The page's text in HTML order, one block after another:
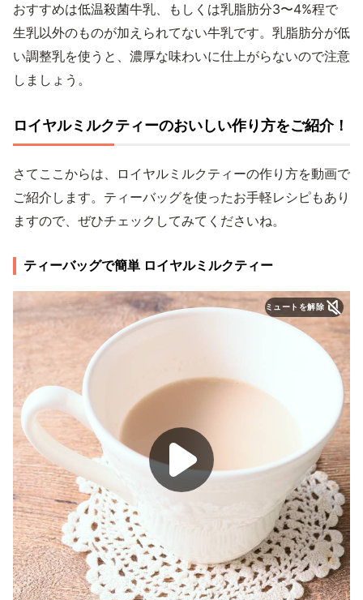
おすすめは低温殺菌牛乳、もしくは乳脂肪分3〜4%程で
生乳以外のものが加えられてない牛乳です。乳脂肪分が低
い調整乳を使うと、濃厚な味わいに仕上がらないので注意
しましょう。
ロイヤルミルクティーのおいしい作り方をご紹介！
さてここからは、ロイヤルミルクティーの作り方を動画で
ご紹介します。ティーバッグを使ったお手軽レシピもあり
ますので、ぜひチェックしてみてくださいね。
ティーバッグで簡単 ロイヤルミルクティー
ミュートを解除